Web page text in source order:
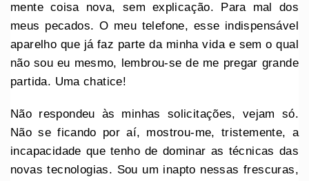
mente coisa nova, sem explicação. Para mal dos
meus pecados. O meu telefone, esse indispensável
aparelho que já faz parte da minha vida e sem o qual
não sou eu mesmo, lembrou-se de me pregar grande
partida. Uma chatice!
Não respondeu às minhas solicitações, vejam só.
Não se ficando por aí, mostrou-me, tristemente, a
incapacidade que tenho de dominar as técnicas das
novas tecnologias. Sou um inapto nessas frescuras,